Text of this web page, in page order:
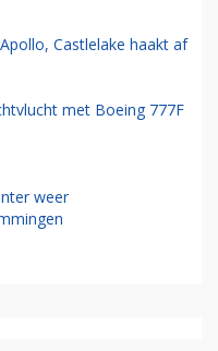
Castlelake haakt af
met Boeing 777F
weer